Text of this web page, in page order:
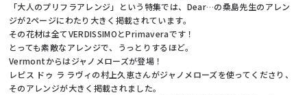
「大人のプリフラアレンジ」という特集では、Dear…の桑島先生のアレン
ジが2ページにわたり大きく掲載されています。
その花材は全てVERDISSIMOとPrimaveraです！
とっても素敵なアレンジで、うっとりするほど。
Vermontからはジャノメローズが登場！
レピス ドゥ ラ ラヴィの村上久恵さんがジャノメローズを使ってくださり、
そのアレンジが大きく掲載されました。